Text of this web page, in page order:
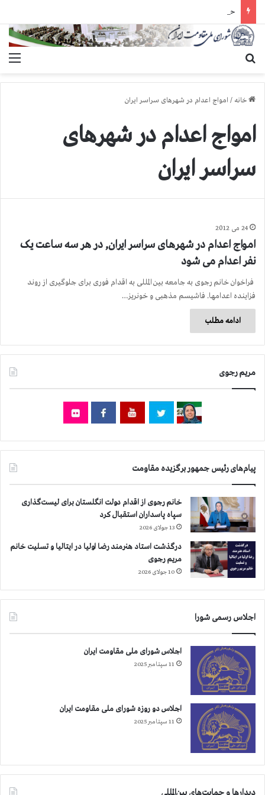
خانه / امواج اعدام در شهرهای سراسر ایران
امواج اعدام در شهرهای
سراسر ایران
24 می 2012
امواج اعدام در شهرهای سراسر ایران, در هر سه ساعت یک
نفر اعدام می شود
فراخوان خانم رجوی به جامعه بین المللی به اقدام فوری برای جلوگیری از روند
فزاینده اعدامها. فاشیسم مذهبی و خونریز…
ادامه مطلب
مریم رجوی
پیام‌های رئیس جمهور برگزیده مقاومت
خانم رجوی از اقدام دولت انگلستان برای لیست‌گذاری
سپاه پاسداران استقبال کرد
13 جولای 2026
درگذشت استاد هنرمند رضا اولیا در ایتالیا و تسلیت خانم
مریم رجوی
10 جولای 2026
اجلاس رسمی شورا
اجلاس شورای ملی مقاومت ایران
11 سپتامبر 2025
اجلاس دو روزه شورای ملی مقاومت ایران
11 سپتامبر 2025
دیدارها و حمایت‌های بین‌المللی